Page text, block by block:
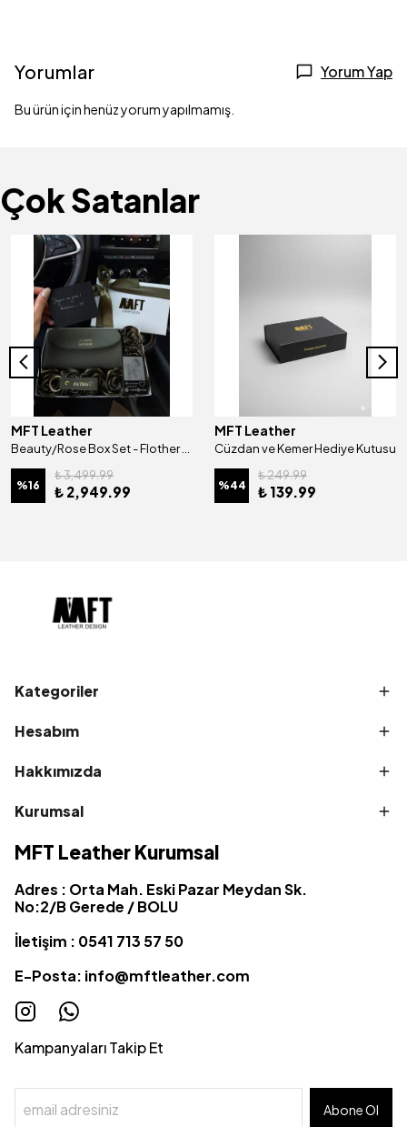
Yorumlar Yorum Yap
Bu ürün için henüz yorum yapılmamış.
Çok Satanlar
MFT Leather
%16
₺ 3,499.99
₺ 2,949.99
MFT Leather
Cüzdan ve Kemer Hediye Kutusu
%44
₺ 249.99
₺ 139.99
Kategoriler
Hesabım
Hakkımızda
Kurumsal
MFT Leather Kurumsal
Adres : Orta Mah. Eski Pazar Meydan Sk.
No:2/B Gerede / BOLU
İletişim : 0541 713 57 50
E-Posta: info@mftleather.com
Kampanyaları Takip Et
Abone Ol